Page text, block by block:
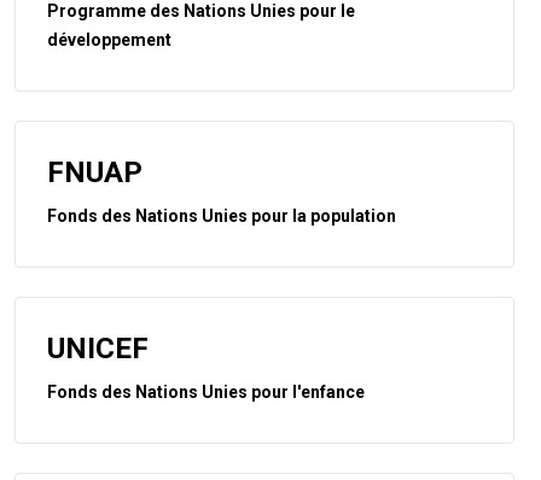
Programme des Nations Unies pour le
développement
FNUAP
Fonds des Nations Unies pour la population
UNICEF
Fonds des Nations Unies pour l'enfance